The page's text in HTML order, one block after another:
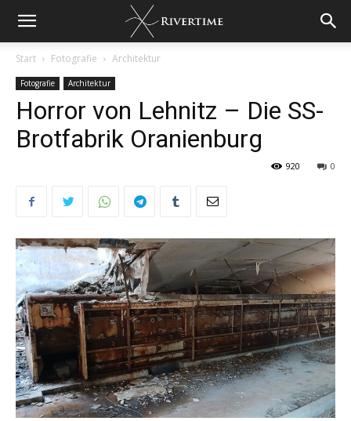
Start Fotografie Architektur
Fotografie Architektur
Horror von Lehnitz – Die SS-
Brotfabrik Oranienburg
0
920